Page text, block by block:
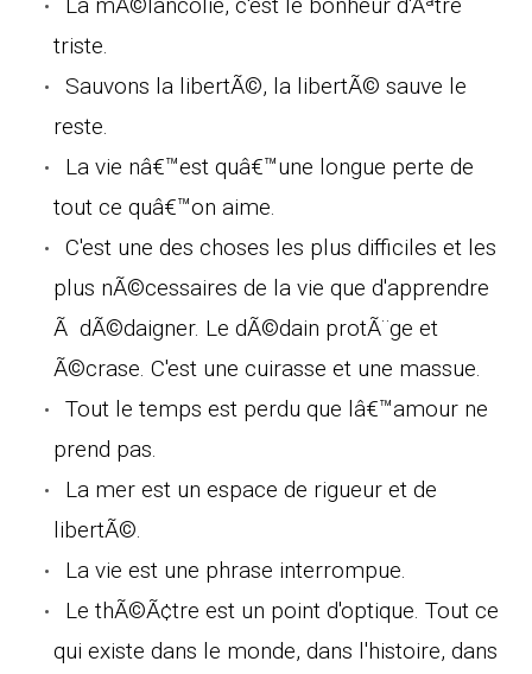
triste.
Sauvons la libertÃ©, la libertÃ© sauve le
reste.
La vie nâ€™est quâ€™une longue perte de
tout ce quâ€™on aime.
C'est une des choses les plus difficiles et les
plus nÃ©cessaires de la vie que d'apprendre
Ã dÃ©daigner. Le dÃ©dain protÃ¨ge et
Ã©crase. C'est une cuirasse et une massue.
Tout le temps est perdu que lâ€™amour ne
prend pas.
La mer est un espace de rigueur et de
libertÃ©.
La vie est une phrase interrompue.
Le thÃ©Ã¢tre est un point d'optique. Tout ce
qui existe dans le monde, dans l'histoire, dans